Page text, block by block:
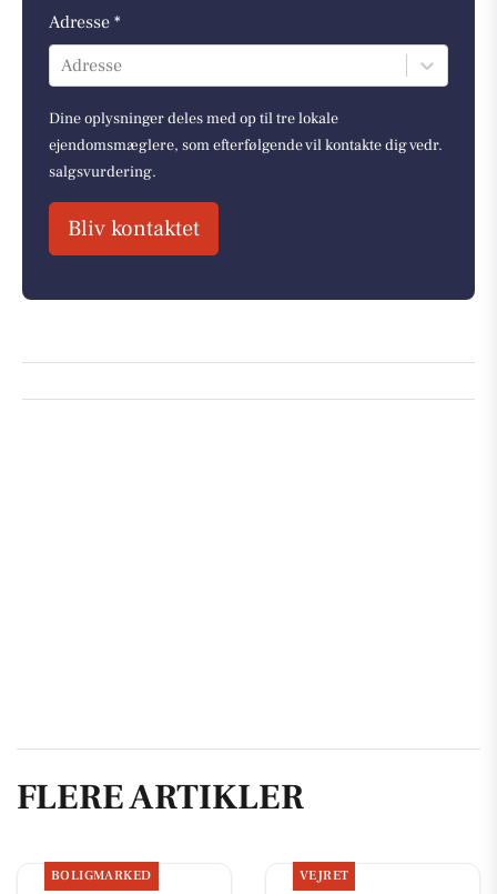
Adresse *
Adresse
Dine oplysninger deles med op til tre lokale
ejendomsmæglere, som efterfølgende vil kontakte dig vedr.
salgsvurdering.
Bliv kontaktet
FLERE ARTIKLER
BOLIGMARKED VEJRET